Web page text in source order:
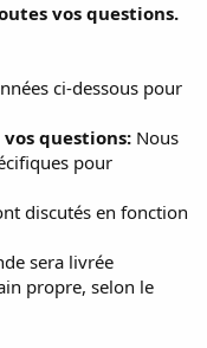
vos questions.
ci-dessous pour
questions: Nous
pour
discutés en fonction
sera livrée
propre, selon le